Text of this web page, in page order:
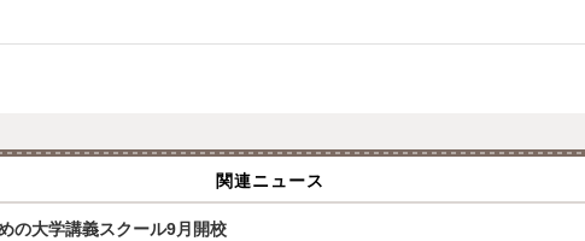
関連ニュース
の大学講義スクール9月開校